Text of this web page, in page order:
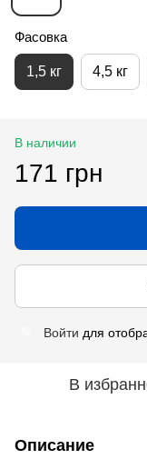
Фасовка
1,5 кг 4,5 кг
В наличии
171 грн
Войти для
В
Описание